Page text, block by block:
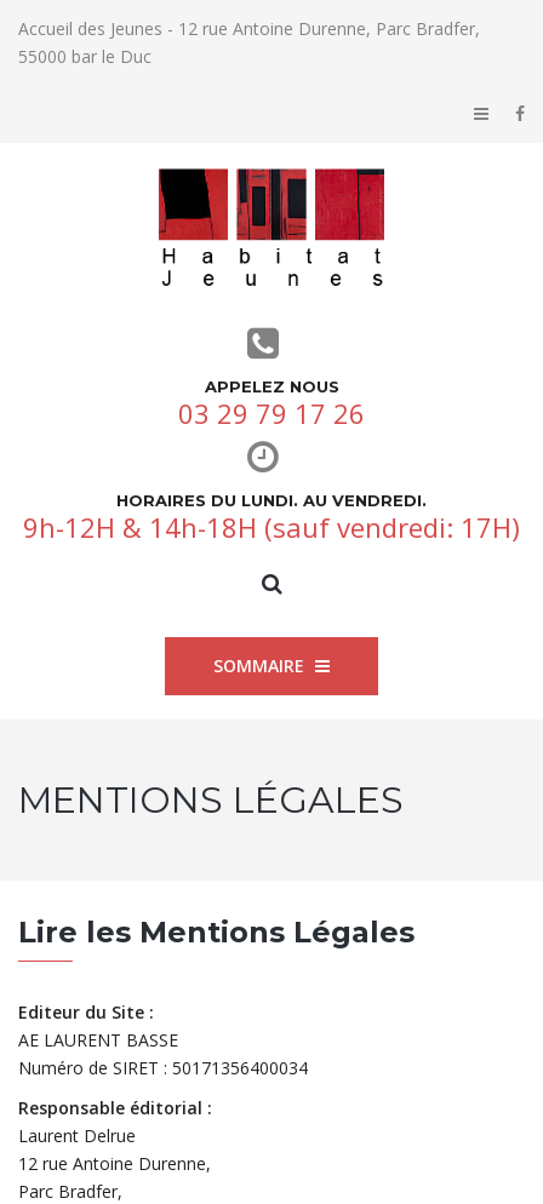
Accueil des Jeunes - 12 rue Antoine Durenne, Parc Bradfer,
55000 bar le Duc
APPELEZ NOUS
03 29 79 17 26
HORAIRES DU LUNDI. AU VENDREDI.
9h-12H & 14h-18H (sauf vendredi: 17H)
SOMMAIRE
MENTIONS LÉGALES
Lire les Mentions Légales
Editeur du Site :
AE LAURENT BASSE
Numéro de SIRET : 50171356400034
Responsable éditorial :
Laurent Delrue
12 rue Antoine Durenne,
Parc Bradfer,